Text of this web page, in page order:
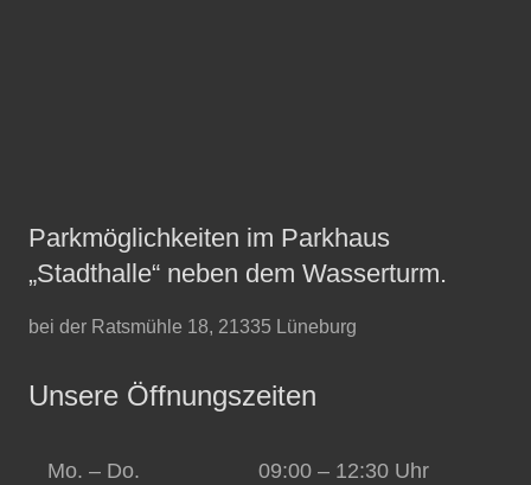
Parkmöglichkeiten im Parkhaus
„Stadthalle“ neben dem Wasserturm.
bei der Ratsmühle 18, 21335 Lüneburg
Unsere Öffnungszeiten
Mo. – Do.
09:00 – 12:30 Uhr